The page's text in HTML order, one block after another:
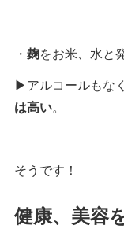
・ 麹をお米、水と
▶︎アルコールもな
は高い。
そうです！
健康、美容